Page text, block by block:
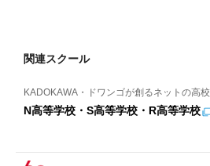
関連スクール
KADOKAWA・ドワンゴが創るネットの高校
N高等学校・S高等学校・R高等学校